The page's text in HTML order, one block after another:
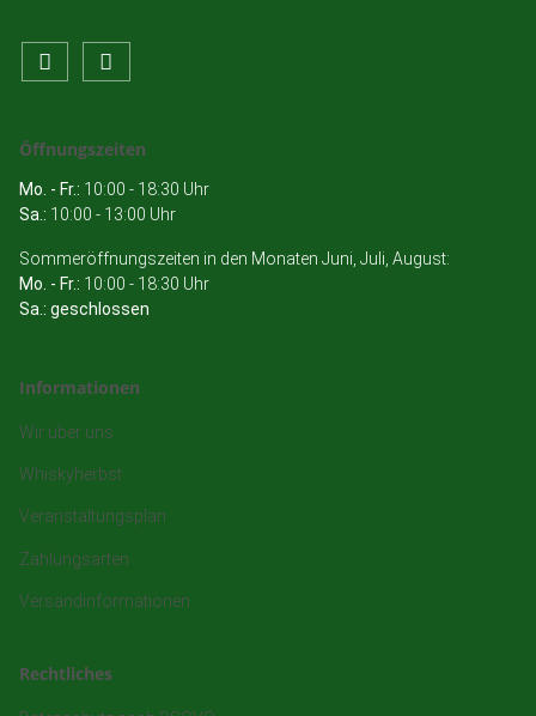
Öffnungszeiten
Mo. - Fr.: 10:00 - 18:30 Uhr
Sa.: 10:00 - 13:00 Uhr
Sommeröffnungszeiten in den Monaten Juni, Juli, August:
Mo. - Fr.: 10:00 - 18:30 Uhr
Sa.: geschlossen
Informationen
Wir über uns
Whiskyherbst
Veranstaltungsplan
Zahlungsarten
Versandinformationen
Rechtliches